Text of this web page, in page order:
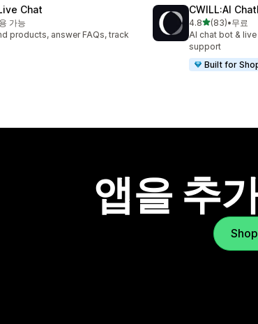
Chat
가능
products, answer FAQs, track
CWILL:AI
4.8별 5개 중
(83)
총 리뷰 83개
•무료
AI chat bot &
support
Built for
앱을 추